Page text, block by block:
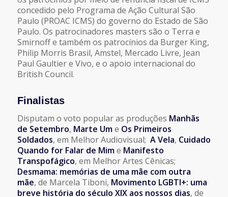
concedido pelo Programa de Ação Cultural São
Paulo (PROAC ICMS) do governo do Estado de São
Paulo. Os patrocinadores masters são o Terra e
Smirnoff e também os patrocínios da Burger King,
Philip Morris Brasil, Amstel, Mercado Livre, Jean
Paul Gaultier e Vivo, e o apoio internacional do
British Council.
Finalistas
Disputam o voto popular as produções Manhãs
de Setembro, Marte Ume Os Primeiros
Soldados, em Melhor Audiovisual; A Vela, Cuidado
Quando for Falar de Mime Manifesto
Transpofágico, em Melhor Artes Cênicas;
Desmama: memórias de uma mãe com outra
mãe, de Marcela Tiboni, Movimento LGBTI+: uma
breve história do século XIX aos nossos dias, de